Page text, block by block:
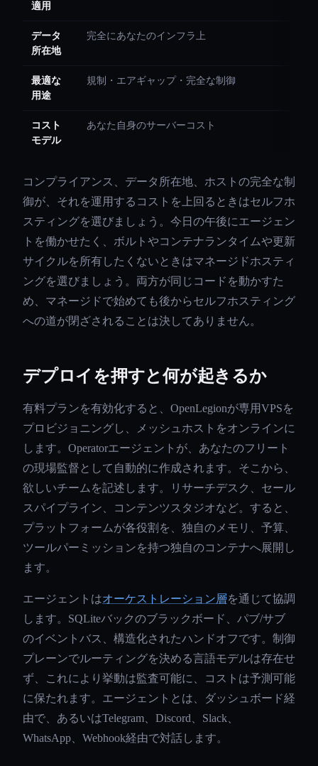
適用
データ
所在地
完全にあなたのインフラ上
最適な
用途
規制・エアギャップ・完全な制御
コスト
モデル
あなた自身のサーバーコスト
コンプライアンス、データ所在地、ホストの完全な制
御が、それを運用するコストを上回るときはセルフホ
スティングを選びましょう。今日の午後にエージェン
トを働かせたく、ボルトやコンテナランタイムや更新
サイクルを所有したくないときはマネージドホスティ
ングを選びましょう。両方が同じコードを動かすた
め、マネージドで始めても後からセルフホスティング
への道が閉ざされることは決してありません。
デプロイを押すと何が起きるか
有料プランを有効化すると、OpenLegionが専用VPSを
プロビジョニングし、メッシュホストをオンラインに
します。Operatorエージェントが、あなたのフリート
の現場監督として自動的に作成されます。そこから、
欲しいチームを記述します。リサーチデスク、セール
スパイプライン、コンテンツスタジオなど。すると、
プラットフォームが各役割を、独自のメモリ、予算、
ツールパーミッションを持つ独自のコンテナへ展開し
ます。
エージェントはオーケストレーション層を通じて協調
します。SQLiteバックのブラックボード、パブ/サブ
のイベントバス、構造化されたハンドオフです。制御
プレーンでルーティングを決める言語モデルは存在せ
ず、これにより挙動は監査可能に、コストは予測可能
に保たれます。エージェントとは、ダッシュボード経
由で、あるいはTelegram、Discord、Slack、
WhatsApp、Webhook経由で対話します。